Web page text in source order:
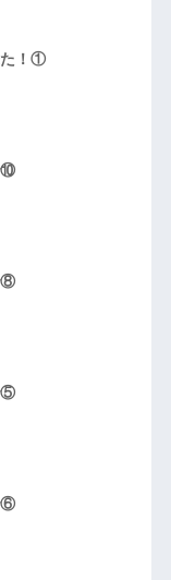
た！①
⑩
⑧
⑤
⑥